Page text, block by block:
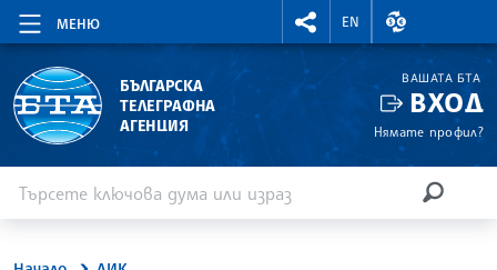
МЕНЮ
RIGHTMENU.SOCIAL
EN
ВАЛУТНИ
БЪЛГАРСКА
ТЕЛЕГРАФНА
АГЕНЦИЯ
ВАШАТА БТА
ВХОД
Нямате профил?